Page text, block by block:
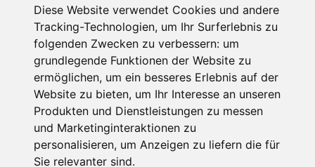
Diese Website verwendet Cookies und andere
Tracking-Technologien, um Ihr Surferlebnis zu
folgenden Zwecken zu verbessern: um
grundlegende Funktionen der Website zu
ermöglichen, um ein besseres Erlebnis auf der
Website zu bieten, um Ihr Interesse an unseren
Produkten und Dienstleistungen zu messen
und Marketinginteraktionen zu
personalisieren, um Anzeigen zu liefern die für
Sie relevanter sind.
SCHNEEHÖHEN SKI APP
Die Schneehoehen Ski APP für iOS und Android - Ein
Muss für alle Wintersportler und Schneefreaks!